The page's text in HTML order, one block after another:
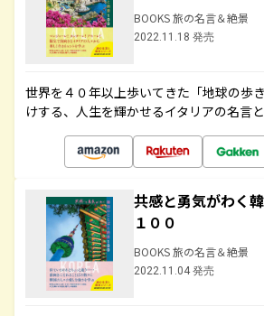
BOOKS 旅の名言＆絶景
2022.11.18 発売
世界を４０年以上歩いてきた「地球の歩
けする、人生を輝かせるイタリアの名言
共感と勇気がわく
１００
BOOKS 旅の名言＆絶景
2022.11.04 発売